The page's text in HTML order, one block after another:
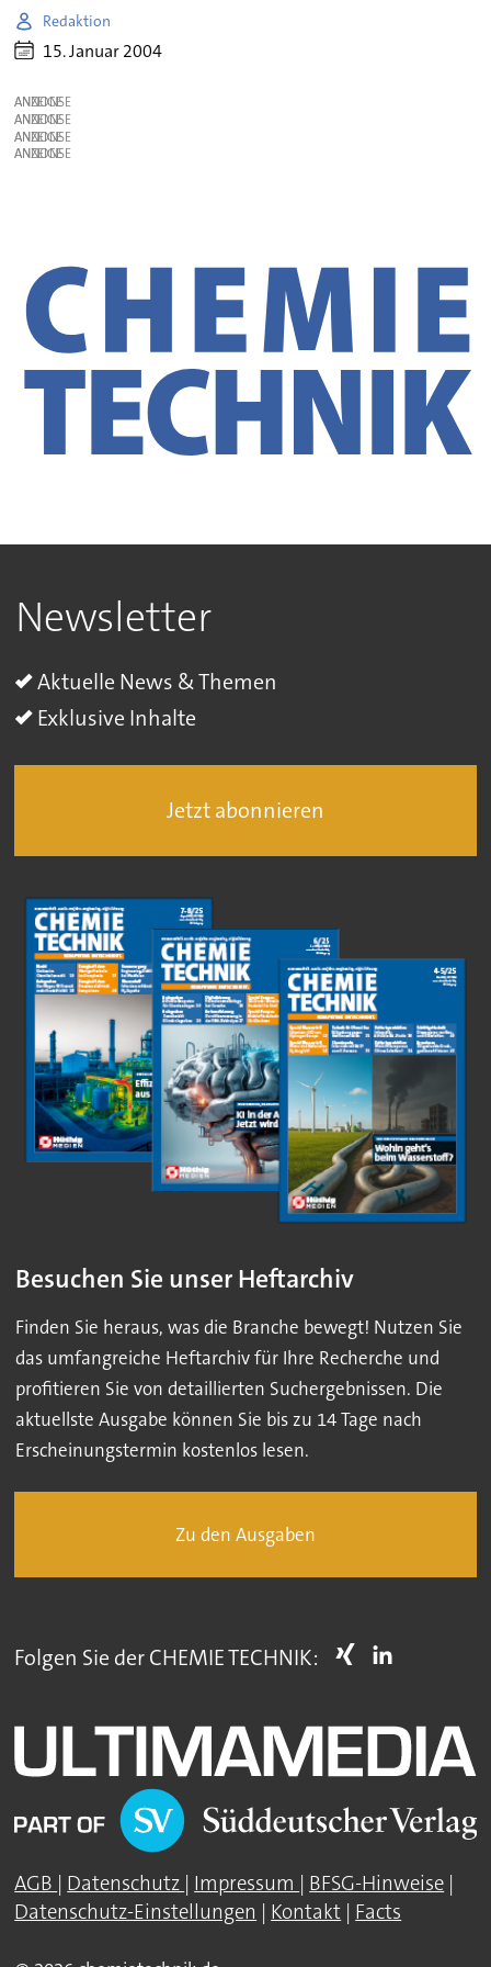
Redaktion
15. Januar 2004
ANZEIGE
ANZEIGE
ANZEIGE
ANZEIGE
Newsletter
Aktuelle News & Themen
Exklusive Inhalte
Jetzt abonnieren
Besuchen Sie unser Heftarchiv
Finden Sie heraus, was die Branche bewegt! Nutzen Sie
das umfangreiche Heftarchiv für Ihre Recherche und
profitieren Sie von detaillierten Suchergebnissen. Die
aktuellste Ausgabe können Sie bis zu 14 Tage nach
Erscheinungstermin kostenlos lesen.
Zu den Ausgaben
Folgen Sie der CHEMIE TECHNIK:
AGB | Datenschutz | Impressum | BFSG-Hinweise |
Datenschutz-Einstellungen | Kontakt | Facts